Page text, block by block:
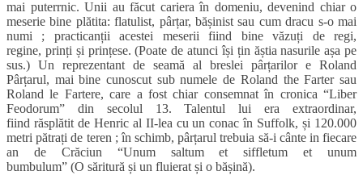
mai puterrnic. Unii au făcut cariera în domeniu, devenind chiar o
meserie bine plătita: flatulist, pârțar, bășinist sau cum dracu s-o mai
numi ; practicanții acestei meserii fiind bine văzuți de regi,
regine, prinți și prințese. (Poate de atunci își țin ăștia nasurile așa pe
sus.) Un reprezentant de seamă al breslei pârțarilor e Roland
Pârțarul, mai bine cunoscut sub numele de Roland the Farter sau
Roland le Fartere, care a fost chiar consemnat în cronica “Liber
Feodorum” din secolul 13. Talentul lui era extraordinar,
fiind răsplătit de Henric al II-lea cu un conac în Suffolk, și 120.000
metri pătrați de teren ; în schimb, pârțarul trebuia să-i cânte in fiecare
an de Crăciun “Unum saltum et siffletum et unum
bumbulum” (O săritură și un fluierat și o bășină).